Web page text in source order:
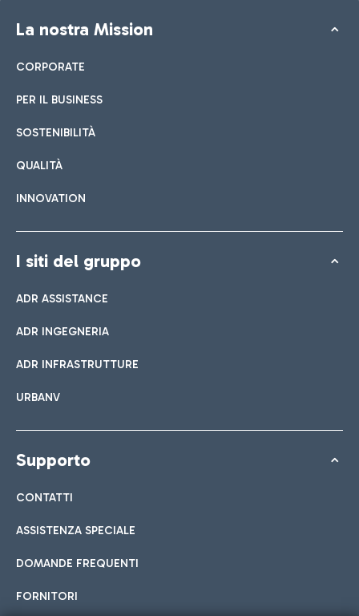
La nostra Mission
CORPORATE
PER IL BUSINESS
SOSTENIBILITÀ
QUALITÀ
INNOVATION
I siti del gruppo
ADR ASSISTANCE
ADR INGEGNERIA
ADR INFRASTRUTTURE
URBANV
Supporto
CONTATTI
ASSISTENZA SPECIALE
DOMANDE FREQUENTI
FORNITORI